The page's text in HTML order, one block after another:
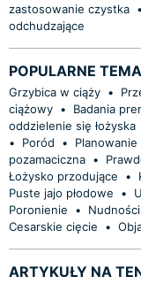
zastosowanie czystka •
odchudzające
POPULARNE
Grzybica w ciąży •
ciążowy • Badania
oddzielenie się łożyska
•
Poród • Planowanie
pozamaciczna •
Łożysko przodujące
•
Puste jajo płodowe
•
Poronienie
• Nudności
Cesarskie cięcie
•
ARTYKUŁY NA